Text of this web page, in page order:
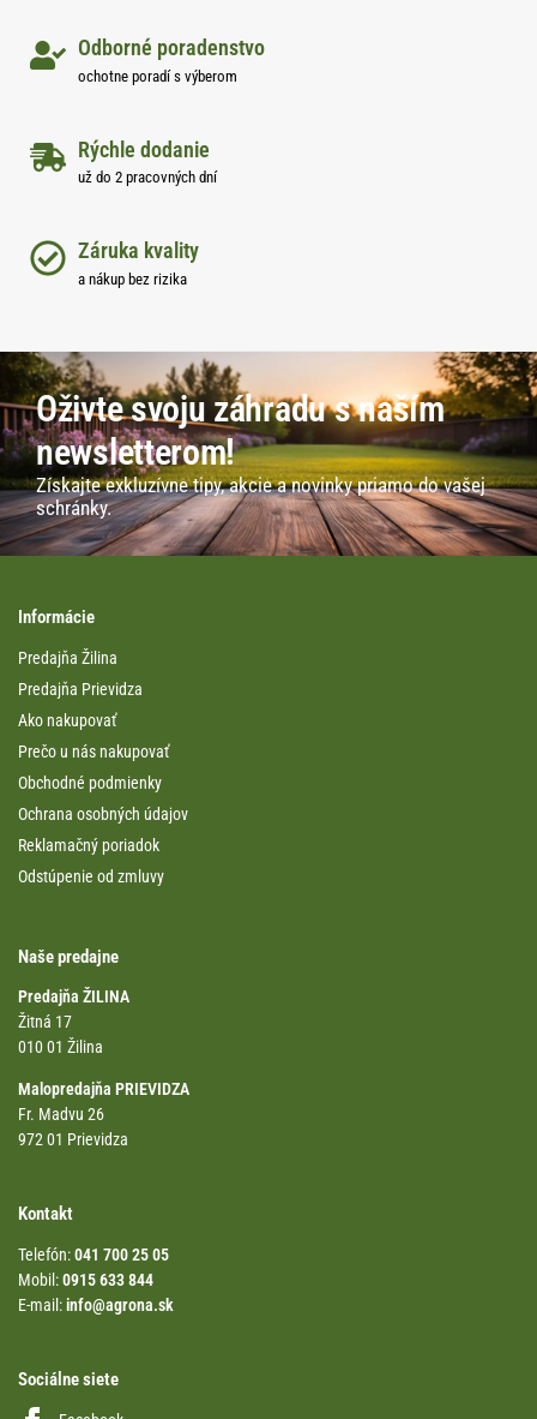
Odborné poradenstvo
ochotne poradí s výberom
Rýchle dodanie
už do 2 pracovných dní
Záruka kvality
a nákup bez rizika
Oživte svoju záhradu s naším
newsletterom!
Získajte exkluzívne tipy, akcie a novinky priamo do vašej
schránky.
Informácie
Predajňa Žilina
Predajňa Prievidza
Ako nakupovať
Prečo u nás nakupovať
Obchodné podmienky
Ochrana osobných údajov
Reklamačný poriadok
Odstúpenie od zmluvy
Naše predajne
Predajňa ŽILINA
Žitná 17
010 01 Žilina
Malopredajňa PRIEVIDZA
Fr. Madvu 26
972 01 Prievidza
Kontakt
Telefón:041 700 25 05
Mobil:0915 633 844
E-mail:info@agrona.sk
Sociálne siete